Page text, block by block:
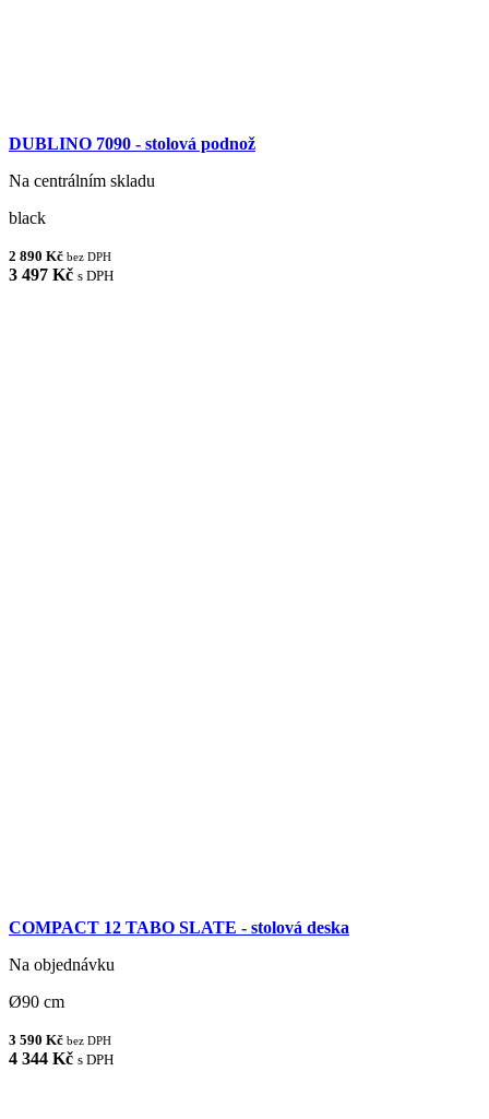
DUBLINO 7090 - stolová podnož
Na centrálním skladu
black
2 890 Kč bez DPH
3 497 Kč s DPH
COMPACT 12 TABO SLATE - stolová deska
Na objednávku
Ø90 cm
3 590 Kč bez DPH
4 344 Kč s DPH